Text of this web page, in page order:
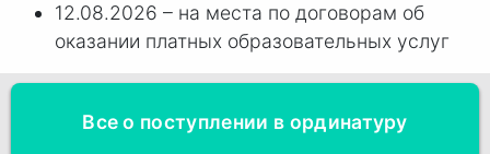
12.08.2026 – на места по договорам об
оказании платных образовательных услуг
Все о поступлении в ординатуру